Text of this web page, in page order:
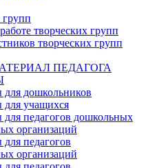
групп
творческих групп
творческих групп
ПЕДАГОГА
дошкольников
учащихся
педагогов дошкольных
организаций
педагогов
организаций